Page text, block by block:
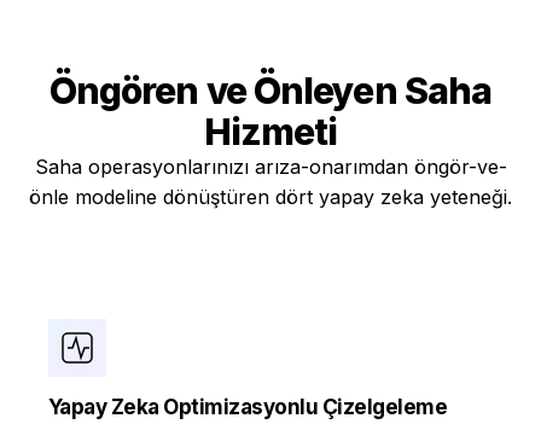
Öngören ve Önleyen Saha
Hizmeti
Saha operasyonlarınızı arıza-onarımdan öngör-ve-
önle modeline dönüştüren dört yapay zeka yeteneği.
Yapay Zeka Optimizasyonlu Çizelgeleme